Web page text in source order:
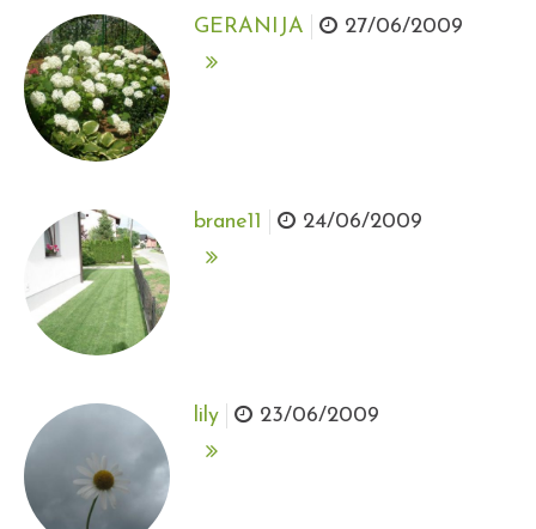
GERANIJA 27/06/2009
brane11 24/06/2009
lily 23/06/2009